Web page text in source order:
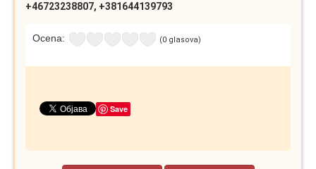
+46723238807, +381644139793
Ocena: (0 glasova)
Save